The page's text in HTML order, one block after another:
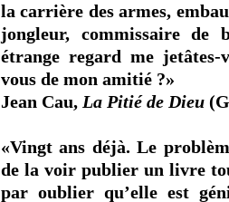
la carrière des armes,
jongleur, commissaire
étrange regard me
vous de mon amitié ?»
Jean Cau, La Pitié de Dieu
«Vingt ans déjà. Le
de la voir publier un livre
par oublier qu’elle est